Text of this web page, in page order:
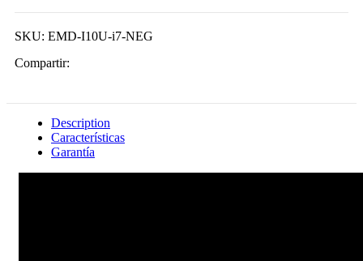
SKU: EMD-I10U-i7-NEG
Compartir:
Description
Características
Garantía